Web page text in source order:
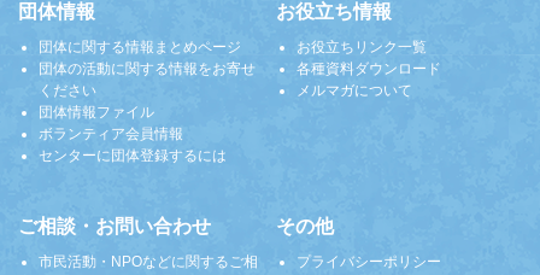
団体情報
団体に関する情報まとめページ
団体の活動に関する情報をお寄せ
ください
団体情報ファイル
ボランティア会員情報
センターに団体登録するには
お役立ち情報
お役立ちリンク一覧
各種資料ダウンロード
メルマガについて
ご相談・お問い合わせ
市民活動・NPOなどに関するご相
その他
プライバシーポリシー